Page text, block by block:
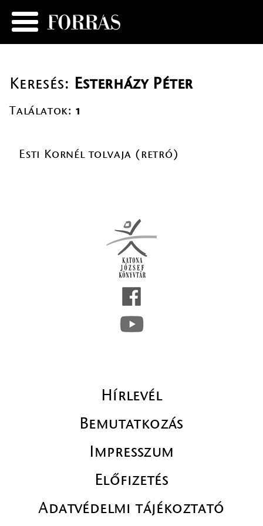
Keresés: Esterházy Péter
Találatok: 1
Esti Kornél tolvaja (retró)
Hírlevél
Bemutatkozás
Impresszum
Előfizetés
Adatvédelmi tájékoztató